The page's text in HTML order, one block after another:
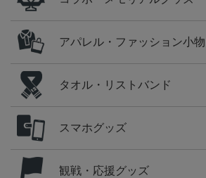
アパレル・ファッション小物
タオル・リストバンド
スマホグッズ
観戦・応援グッズ